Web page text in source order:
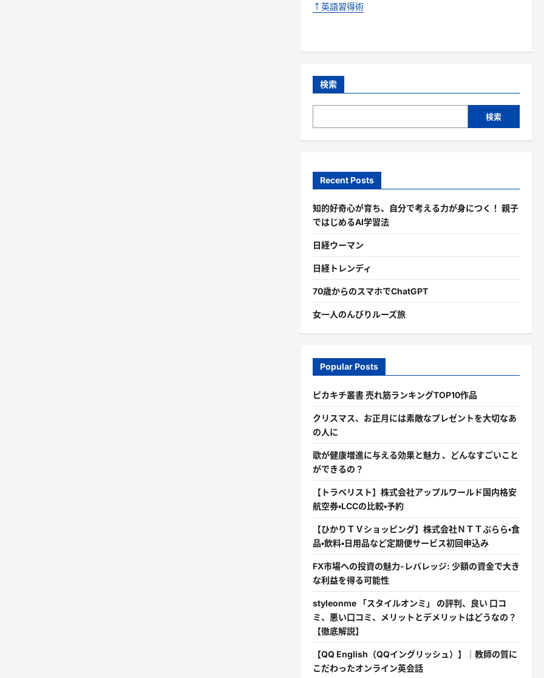
↑英語習得術
検索
検索
Recent Posts
知的好奇心が育ち、自分で考える力が身につく！ 親子
ではじめるAI学習法
日経ウーマン
日経トレンディ
70歳からのスマホでChatGPT
女一人のんびりルーズ旅
Popular Posts
ピカキチ叢書 売れ筋ランキングTOP10作品
クリスマス、お正月には素敵なプレゼントを大切なあ
の人に
歌が健康増進に与える効果と魅力 、どんなすごいこと
ができるの？
【トラベリスト】株式会社アップルワールド国内格安
航空券・LCCの比較・予約
【ひかりＴＶショッピング】株式会社ＮＴＴぷらら・食
品・飲料・日用品など定期便サービス初回申込み
FX市場への投資の魅力-レバレッジ: 少額の資金で大き
な利益を得る可能性
styleonme 「スタイルオンミ」 の評判、良い 口コ
ミ、悪い口コミ、メリットとデメリットはどうなの？
【徹底解説】
【QQ English（QQイングリッシュ）】｜教師の質に
こだわったオンライン英会話